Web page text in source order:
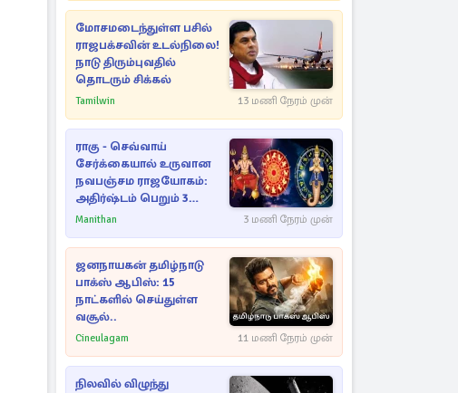
மோசமடைந்துள்ள பசில்
ராஜபக்சவின் உடல்நிலை!
நாடு திரும்புவதில்
தொடரும் சிக்கல்
Tamilwin 13 மணி நேரம் முன்
ராகு - செவ்வாய்
சேர்க்கையால் உருவான
நவபஞ்சம ராஜயோகம்:
அதிர்ஷ்டம் பெறும் 3
ராசிகள்!
Manithan 3 மணி நேரம் முன்
ஜனநாயகன் தமிழ்நாடு
பாக்ஸ் ஆபிஸ்: 15
நாட்களில் செய்துள்ள
வசூல்..
Cineulagam 11 மணி நேரம் முன்
நிலவில் விழுந்து